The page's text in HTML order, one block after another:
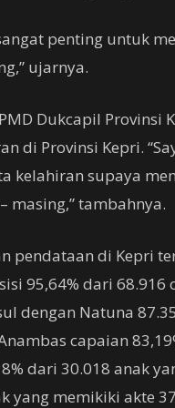
penting untuk
ujarnya.
Dukcapil Provinsi
di Provinsi Kepri.
kelahiran supaya
masing,” tambahnya.
pendataan di Kepri
95,64% dari
dengan Natuna
capaian
dari 30.018 anak
yang memikiki akte